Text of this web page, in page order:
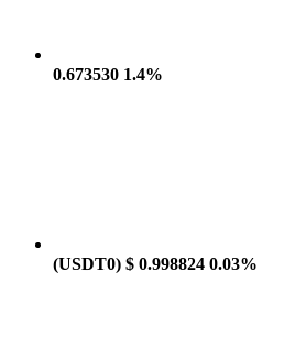
0.673530 1.4%
(USDT0) $ 0.998824 0.03%